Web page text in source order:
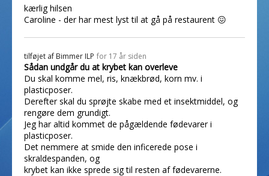
kærlig hilsen
Caroline - der har mest lyst til at gå på restaurent 😖
tilføjet af Bimmer ILP for 17 år siden
Sådan undgår du at krybet kan overleve
Du skal komme mel, ris, knækbrød, korn mv. i
plasticposer.
Derefter skal du sprøjte skabe med et insektmiddel, og
rengøre dem grundigt.
Jeg har altid kommet de pågældende fødevarer i
plasticposer.
Det nemmere at smide den inficerede pose i
skraldespanden, og
krybet kan ikke sprede sig til resten af fødevarerne.